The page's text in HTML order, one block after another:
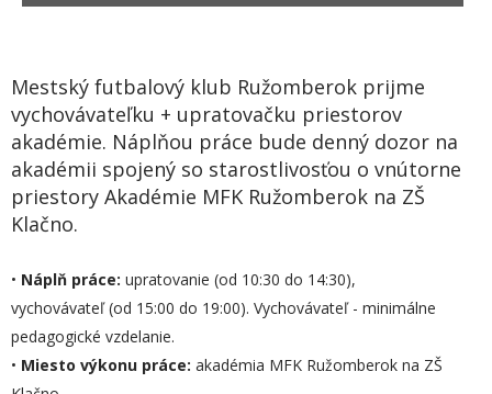
Mestský futbalový klub Ružomberok prijme
vychovávateľku + upratovačku priestorov
akadémie. Náplňou práce bude denný dozor na
akadémii spojený so starostlivosťou o vnútorne
priestory Akadémie MFK Ružomberok na ZŠ
Klačno.
• Náplň práce: upratovanie (od 10:30 do 14:30),
vychovávateľ (od 15:00 do 19:00). Vychovávateľ - minimálne
pedagogické vzdelanie.
• Miesto výkonu práce: akadémia MFK Ružomberok na ZŠ